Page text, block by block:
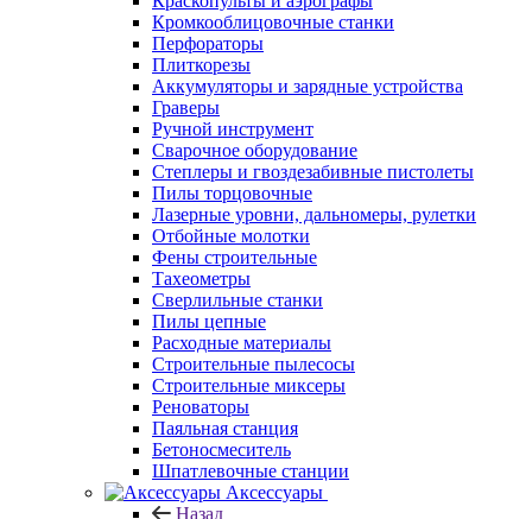
Кромкооблицовочные станки
Перфораторы
Плиткорезы
Аккумуляторы и зарядные устройства
Граверы
Ручной инструмент
Сварочное оборудование
Степлеры и гвоздезабивные пистолеты
Пилы торцовочные
Лазерные уровни, дальномеры, рулетки
Отбойные молотки
Фены строительные
Тахеометры
Сверлильные станки
Пилы цепные
Расходные материалы
Строительные пылесосы
Строительные миксеры
Реноваторы
Паяльная станция
Бетоносмеситель
Шпатлевочные станции
Аксессуары
Назад